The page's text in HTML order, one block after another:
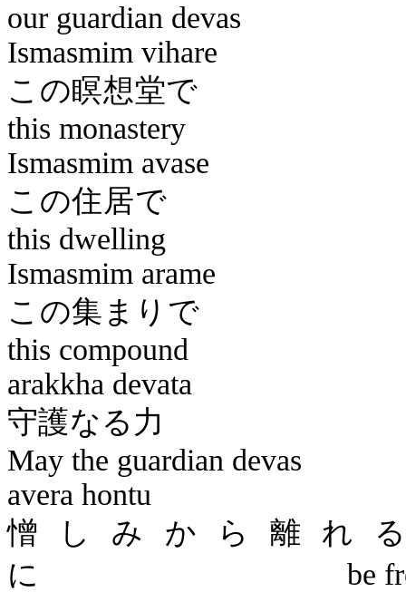
our guardian devas
Ismasmim vihare
この
this monastery
Ismasmim avase
この
this dwelling
Ismasmim arame
この
this compound
arakkha devata
守護
May the guardian devas
avera hontu
憎しみから離れ
に be